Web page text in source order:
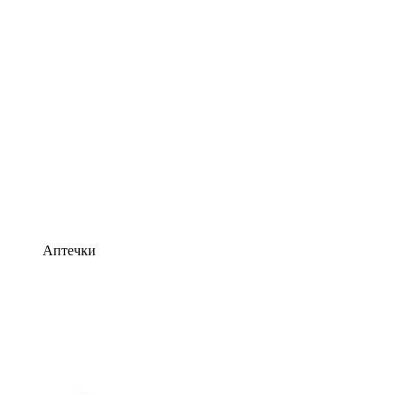
Аптечки